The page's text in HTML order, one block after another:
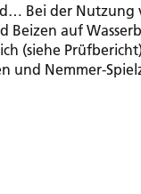
Bei der Nutzung
Beizen auf
(siehe
und Nemmer-